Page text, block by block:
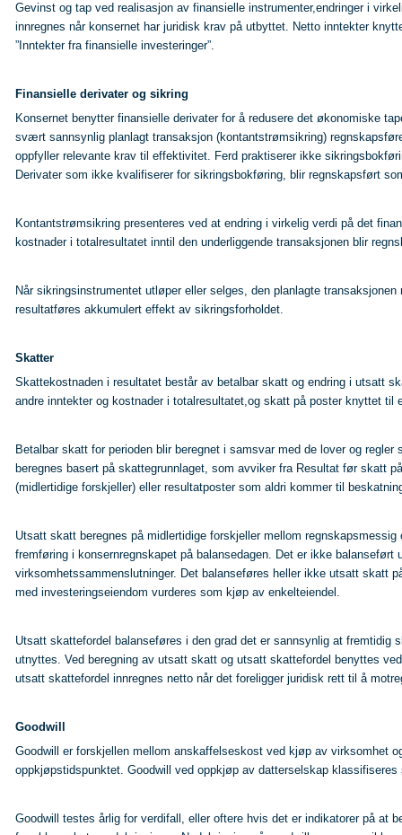
Gevinst og tap ved realisasjon av finansielle instrumenter,endringer i
innregnes når konsernet har juridisk krav på utbyttet. Netto inntekter
”Inntekter fra finansielle investeringer”.
Finansielle derivater og sikring
Konsernet benytter finansielle derivater for å redusere det økonomiske
svært sannsynlig planlagt transaksjon (kontantstrømsikring)
oppfyller relevante krav til effektivitet. Ferd praktiserer ikke
Derivater som ikke kvalifiserer for sikringsbokføring, blir regnskapsført
Kontantstrømsikring presenteres ved at endring i virkelig verdi på det
kostnader i totalresultatet inntil den underliggende transaksjonen blir
Når sikringsinstrumentet utløper eller selges, den planlagte
resultatføres akkumulert effekt av sikringsforholdet.
Skatter
Skattekostnaden i resultatet består av betalbar skatt og endring i utsatt
andre inntekter og kostnader i totalresultatet,og skatt på poster knyttet til
Betalbar skatt for perioden blir beregnet i samsvar med de lover og
beregnes basert på skattegrunnlaget, som avviker fra Resultat før skatt
(midlertidige forskjeller) eller resultatposter som aldri kommer til
Utsatt skatt beregnes på midlertidige forskjeller mellom
fremføring i konsernregnskapet på balansedagen. Det er ikke
virksomhetssammenslutninger. Det balanseføres heller ikke utsatt skatt
med investeringseiendom vurderes som kjøp av enkelteiendel.
Utsatt skattefordel balanseføres i den grad det er sannsynlig at
utnyttes. Ved beregning av utsatt skatt og utsatt skattefordel benyttes
utsatt skattefordel innregnes netto når det foreligger juridisk rett til å
Goodwill
Goodwill er forskjellen mellom anskaffelseskost ved kjøp av virksomhet
oppkjøpstidspunktet. Goodwill ved oppkjøp av datterselskap klassifiseres
Goodwill testes årlig for verdifall, eller oftere hvis det er indikatorer på